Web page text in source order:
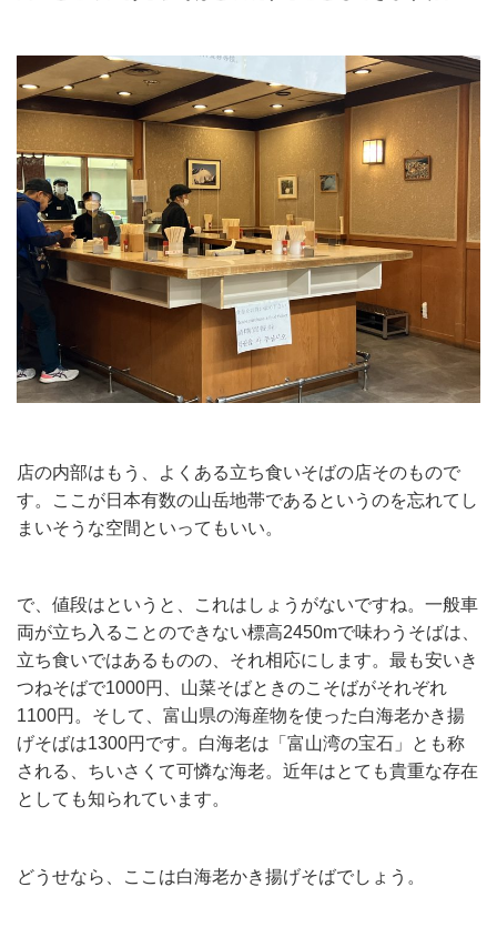
店の内部はもう、よくある立ち食いそばの店そのもので
す。ここが日本有数の山岳地帯であるというのを忘れてし
まいそうな空間といってもいい。
で、値段はというと、これはしょうがないですね。一般車
両が立ち入ることのできない標高2450mで味わうそばは、
立ち食いではあるものの、それ相応にします。最も安いき
つねそばで1000円、山菜そばときのこそばがそれぞれ
1100円。そして、富山県の海産物を使った白海老かき揚
げそばは1300円です。白海老は「富山湾の宝石」とも称
される、ちいさくて可憐な海老。近年はとても貴重な存在
としても知られています。
どうせなら、ここは白海老かき揚げそばでしょう。